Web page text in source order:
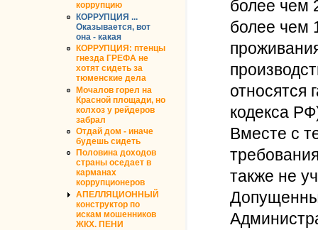
коррупцию
КОРРУПЦИЯ ...
Оказывается, вот
она - какая
КОРРУПЦИЯ: птенцы
гнезда ГРЕФА не
хотят сидеть за
тюменские дела
Мочалов горел на
Красной площади, но
колхоз у рейдеров
забрал
Отдай дом - иначе
будешь сидеть
Половина доходов
страны оседает в
карманах
коррупционеров
АПЕЛЛЯЦИОННЫЙ
конструктор по
искам мошенников
ЖКХ. ПЕНИ
более чем
более чем
относятся
кодекса
Вместе с
также не